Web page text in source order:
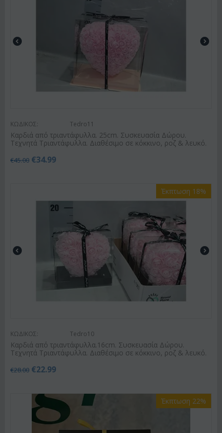
ΚΩΔΙΚΟΣ: Tedro11
Καρδιά από τριαντάφυλλα. 25cm. Συσκευασία Δώρου.
Τεχνητά Τριαντάφυλλα. Διαθέσιμο σε κόκκινο, ροζ & λευκό.
€45.00 €34.99
Έκπτωση 18%
ΚΩΔΙΚΟΣ: Tedro10
Καρδιά από τριαντάφυλλα.16cm. Συσκευασία Δώρου.
Τεχνητά Τριαντάφυλλα. Διαθέσιμο σε κόκκινο, ροζ & λευκό.
€28.00 €22.99
Έκπτωση 22%